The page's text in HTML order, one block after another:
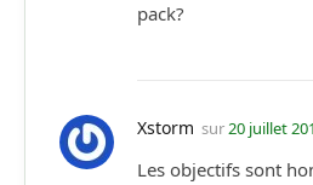
pack?
Xstorm sur20 juillet
Les objectifs sont